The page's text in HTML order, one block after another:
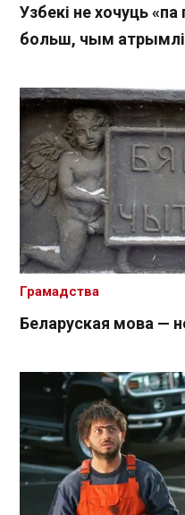
Узбекі не хочуць
больш, чым
Беларуская мова —
Грамадства